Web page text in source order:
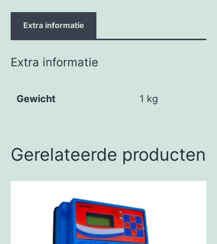
Extra informatie
Extra informatie
Gewicht 1 kg
Gerelateerde producten